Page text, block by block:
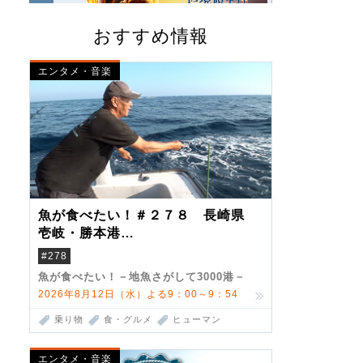
おすすめ情報
エンタメ・音楽
魚が食べたい！＃２７８ 長崎県
壱岐・勝本港
（クロマグロ）
#278
魚が食べたい！－地魚さがして3000港－
2026年8月12日（水）よる9：00～9：54
乗り物 食・グルメ ヒューマン
エンタメ・音楽